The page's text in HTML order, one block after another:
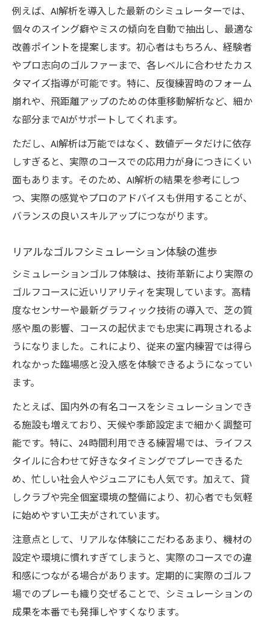
例えば、AI解析を導入した最新のシミュレーターでは、
個々のスイング癖やミスの傾向を自動で抽出し、最適な
改善ポイントを提案します。初心者はもちろん、経験者
やプロ志向のゴルファーまで、各レベルに合わせたカス
タマイズ指導が可能です。特に、反復練習時のフォーム
崩れや、飛距離アップのための体重移動解析など、細か
な部分までAIがサポートしてくれます。
ただし、AI解析は万能ではなく、数値データだけに依存
しすぎると、実際のコースでの応用力が身につきにくい
面もあります。そのため、AI解析の結果を参考にしつ
つ、実際の感覚やプロのアドバイスも併用することが、
バランスの良いスキルアップにつながります。
リアルなゴルフシミュレーション体験の進歩
シミュレーションゴルフ体験は、技術革新により実際の
ゴルフコースに近いリアリティを実現しています。高精
度なセンサーや最新グラフィック技術の導入で、芝の質
感や風の影響、コースの起伏までも忠実に再現されるよ
うになりました。これにより、従来の室内練習では得ら
れなかった臨場感と没入感を体験できるようになってい
ます。
たとえば、国内外の有名コースをシミュレーションでき
る施設も増えており、天候や季節設定まで細かく調整可
能です。特に、24時間利用できる練習場では、ライフス
タイルに合わせて好きなタイミングでプレーできるた
め、忙しい社会人やジュニアにも人気です。加えて、貸
しクラブや完全個室環境の整備により、初心者でも気軽
に始めやすい工夫がされています。
注意点として、リアルな体験にこだわるあまり、機材の
設定や環境に慣れすぎてしまうと、実際のコースでの違
和感につながる場合があります。定期的に実際のゴルフ
場でのプレーも織り交ぜることで、シミュレーションの
成果を本番でも発揮しやすくなります。